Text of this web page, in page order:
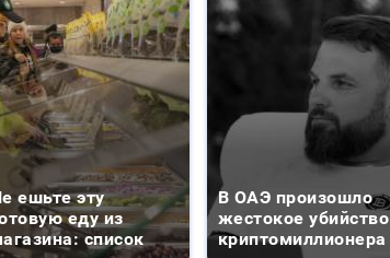
ешьте эту
еду из
список
В ОАЭ произошло
жестокое убийство
криптомиллионера